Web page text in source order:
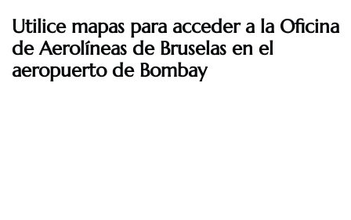
Utilice mapas para acceder a la Oficina
de Aerolíneas de Bruselas en el
aeropuerto de Bombay